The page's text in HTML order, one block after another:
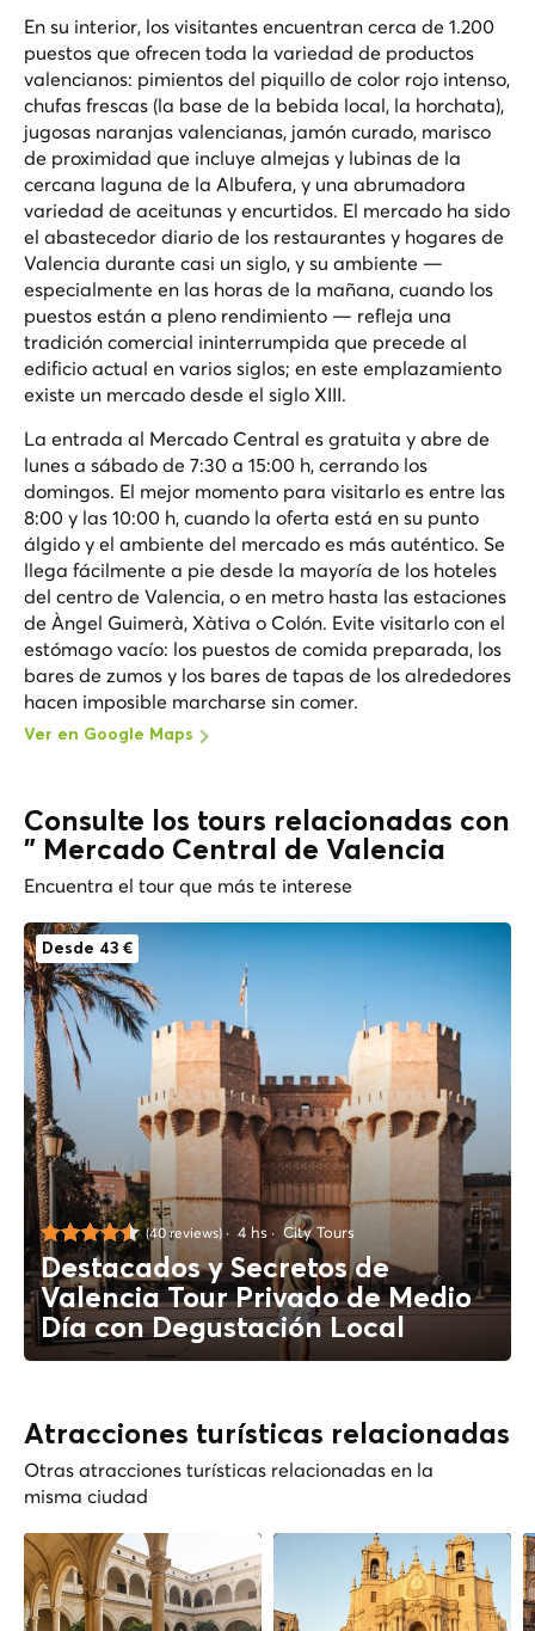
En su interior, los visitantes encuentran cerca de 1.200
puestos que ofrecen toda la variedad de productos
valencianos: pimientos del piquillo de color rojo intenso,
chufas frescas (la base de la bebida local, la horchata),
jugosas naranjas valencianas, jamón curado, marisco
de proximidad que incluye almejas y lubinas de la
cercana laguna de la Albufera, y una abrumadora
variedad de aceitunas y encurtidos. El mercado ha sido
el abastecedor diario de los restaurantes y hogares de
Valencia durante casi un siglo, y su ambiente —
especialmente en las horas de la mañana, cuando los
puestos están a pleno rendimiento — refleja una
tradición comercial ininterrumpida que precede al
edificio actual en varios siglos; en este emplazamiento
existe un mercado desde el siglo XIII.
La entrada al Mercado Central es gratuita y abre de
lunes a sábado de 7:30 a 15:00 h, cerrando los
domingos. El mejor momento para visitarlo es entre las
8:00 y las 10:00 h, cuando la oferta está en su punto
álgido y el ambiente del mercado es más auténtico. Se
llega fácilmente a pie desde la mayoría de los hoteles
del centro de Valencia, o en metro hasta las estaciones
de Àngel Guimerà, Xàtiva o Colón. Evite visitarlo con el
estómago vacío: los puestos de comida preparada, los
bares de zumos y los bares de tapas de los alrededores
hacen imposible marcharse sin comer.
Ver en Google Maps
Consulte los tours relacionadas con
" Mercado Central de Valencia
Encuentra el tour que más te interese
Desde 43 €
(40 reviews) 4 hs City Tours
Destacados y Secretos de
Valencia Tour Privado de Medio
Día con Degustación Local
Atracciones turísticas relacionadas
Otras atracciones turísticas relacionadas en la
misma ciudad